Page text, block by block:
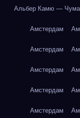
Альбер Камю — Чума
Амстердам
Амстердам
Амстердам
Амстердам
Амстердам